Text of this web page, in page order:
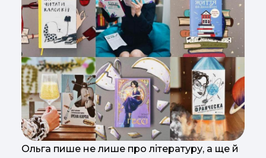
Ольга пише не лише про літературу, а ще й